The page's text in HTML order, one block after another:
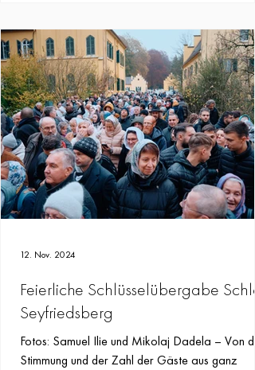
Feierliche Schlüsselübergabe
Seyfriedsberg
Fotos: Samuel Ilie und Mikolaj Dadela – Von
Stimmung und der Zahl der Gäste aus ganz
12. Nov. 2024